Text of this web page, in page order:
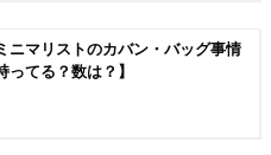
ニマリストのカバン・バッグ事情
ってる？数は？】